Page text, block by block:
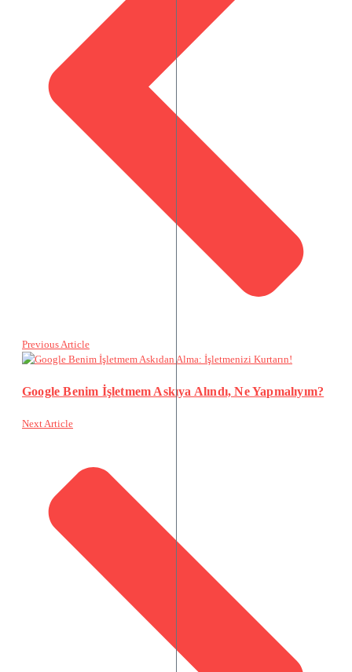
Previous Article
Google Benim İşletmem Askıya Alındı, Ne Yapmalıyım?
Next Article